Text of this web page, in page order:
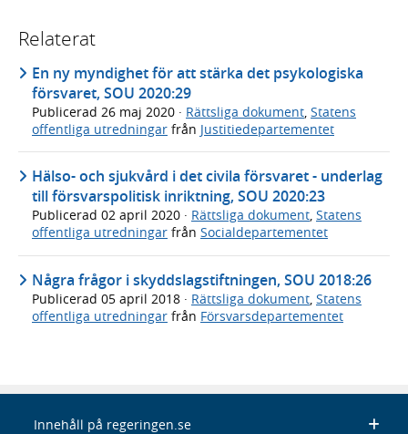
Relaterat
En ny myndighet för att stärka det psykologiska
försvaret, SOU 2020:29
Publicerad 26 maj 2020 · Rättsliga dokument Statens
offentliga utredningar från Justitiedepartementet
Hälso- och sjukvård i det civila försvaret - underlag
till försvarspolitisk inriktning, SOU 2020:23
Publicerad 02 april 2020 · Rättsliga dokument, Statens
offentliga utredningar från Socialdepartementet
Några frågor i skyddslagstiftningen, SOU 2018:26
Publicerad 05 april 2018 · Rättsliga dokument, Statens
offentliga utredningar från Försvarsdepartementet
Innehåll på regeringen.se